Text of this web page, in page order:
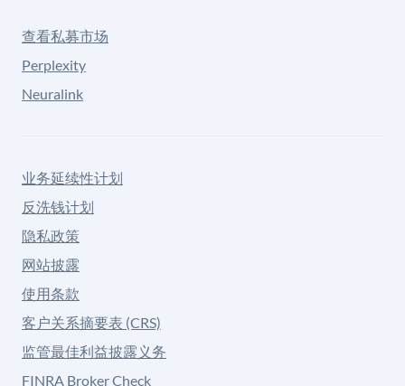
查看私募市场
Perplexity
Neuralink
业务延续性计划
反洗钱计划
隐私政策
网站披露
使用条款
客户关系摘要表 (CRS)
监管最佳利益披露义务
FINRA Broker Check